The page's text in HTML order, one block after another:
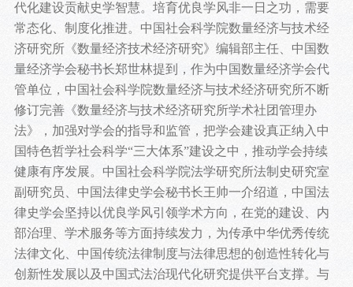
代化建设贡献史学智慧。培育优良学风非一日之功，需要
常态化、制度化推进。中国社会科学院数量经济与技术经
济研究所《数量经济技术经济研究》编辑部主任、中国数
量经济学会秘书长郑世林提到，作为中国数量经济学会代
管单位，中国社会科学院数量经济与技术经济研究所不断
修订完善《数量经济与技术经济研究所学术社团管理办
法》，加强对学会的指导和监管，把学会建设真正纳入中
国特色哲学社会科学“三大体系”建设之中，推动学会持续
健康有序发展。中国社会科学院法学研究所法制史研究室
副研究员、中国法律史学会秘书长王帅一介绍道，中国法
律史学会坚持以优良学风引领学术方向，在党的建设、内
部治理、学术服务等方面持续发力，为传承中华优秀传统
法律文化、中国传统法律制度与法律思想的创造性转化与
创新性发展以及中国式法治现代化研究提供平台支撑。与